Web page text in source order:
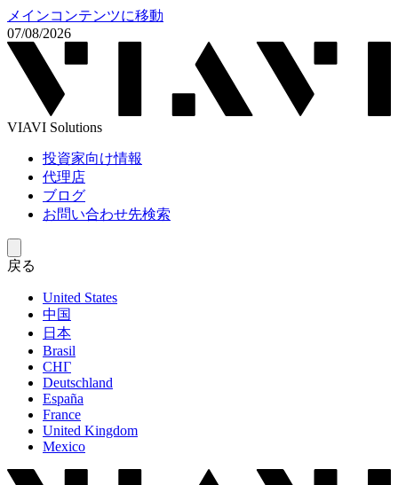
メインコンテンツに移動
07/08/2026
VIAVI Solutions
投資家向け情報
代理店
ブログ
お問い合わせ先検索
戻る
United States
中国
日本
Brasil
СНГ
Deutschland
España
France
United Kingdom
Mexico